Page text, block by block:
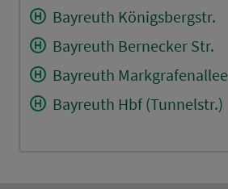
Bayreuth Königsbergstr.
Bayreuth Bernecker Str.
Bayreuth Markgrafenallee
Bayreuth Hbf (Tunnelstr.)